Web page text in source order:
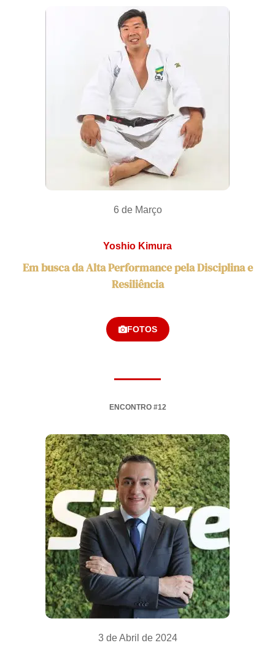
6 de Março
Yoshio Kimura
Em busca da Alta Performance pela Disciplina e
Resiliência
FOTOS
ENCONTRO #12
3 de Abril de 2024